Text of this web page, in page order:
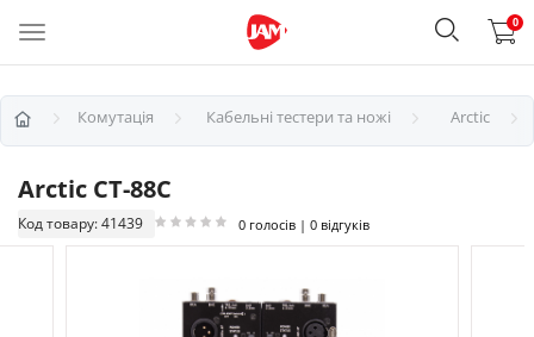
0
Комутація Кабельні тестери та ножі Arctic
Arctic CT-88C
Код товару: 41439 0 голосів | 0 відгуків